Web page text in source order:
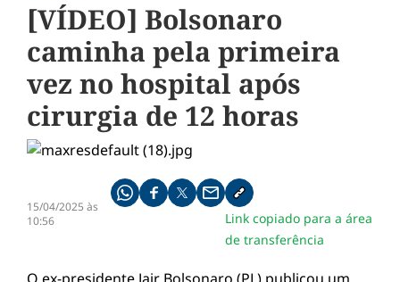
[VÍDEO] Bolsonaro
caminha pela primeira
vez no hospital após
cirurgia de 12 horas
15/04/2025 às
10:56
Compartilhe pelo whatsapp
Compartilhar no facebook
Compartilhar no twitter
Compartilhe pelo email
Copiar link da notícia
Link copiado para a área
de transferência